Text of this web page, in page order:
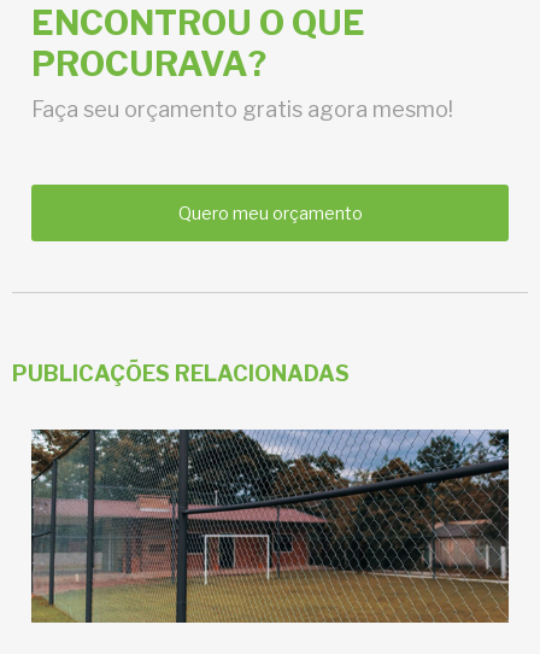
ENCONTROU O QUE
PROCURAVA?
Faça seu orçamento gratis agora mesmo!
Quero meu orçamento
PUBLICAÇÕES RELACIONADAS